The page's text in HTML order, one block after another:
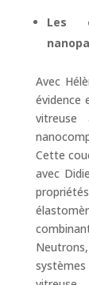
Les
Avec
évidence
vitreuse
Cette
avec